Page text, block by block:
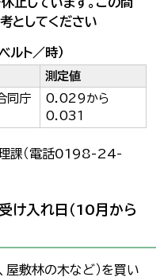
としてください
ルト／時）
測定値
同庁
0.029から
0.031
理課（電話0198-24-
け入れ日（10月から
屋敷林の木など）を買い